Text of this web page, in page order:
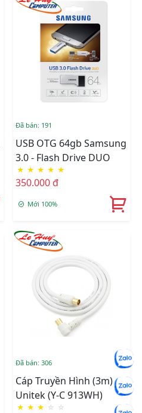
Đã bán: 191
USB OTG 64gb Samsung
3.0 - Flash Drive DUO
★ ★ ★ ★ ★
350.000 đ
Mới 100%
Đã bán: 306
Cáp Truyền Hình (3m)
Unitek (Y-C 913WH)
★ ★ ★ ☆ ☆